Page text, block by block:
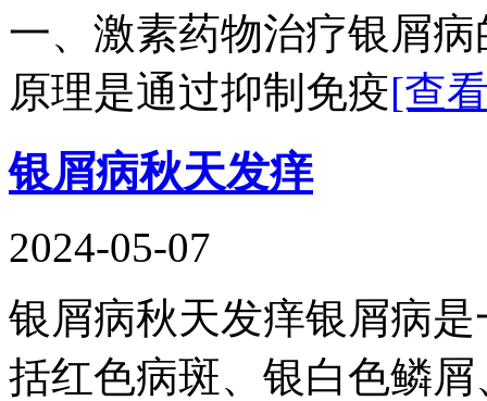
一、激素药物治疗银屑
原理是通过抑制免疫[查
银屑病秋天发痒
2024-05-07
银屑病秋天发痒银屑病
括红色病斑、银白色鳞